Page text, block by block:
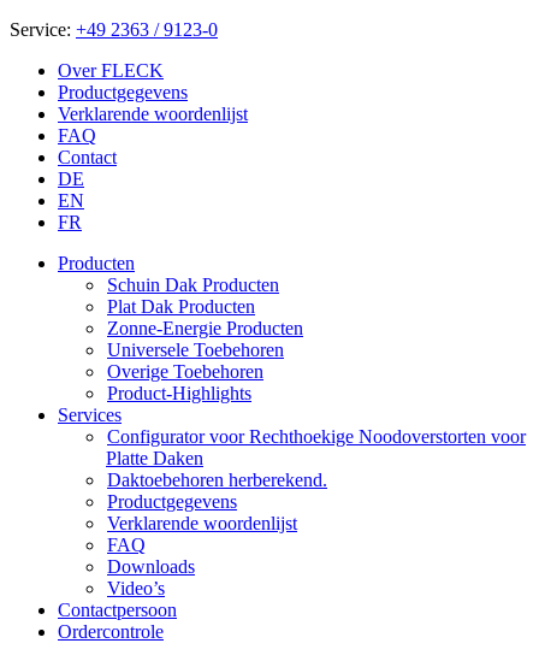
Service: +49 2363 / 9123-0
Over FLECK
Productgegevens
Verklarende woordenlijst
FAQ
Contact
DE
EN
FR
Producten
Schuin Dak Producten
Plat Dak Producten
Zonne-Energie Producten
Universele Toebehoren
Overige Toebehoren
Product-Highlights
Services
Configurator voor Rechthoekige Noodoverstorten voor
Platte Daken
Daktoebehoren herberekend.
Productgegevens
Verklarende woordenlijst
FAQ
Downloads
Video’s
Contactpersoon
Ordercontrole